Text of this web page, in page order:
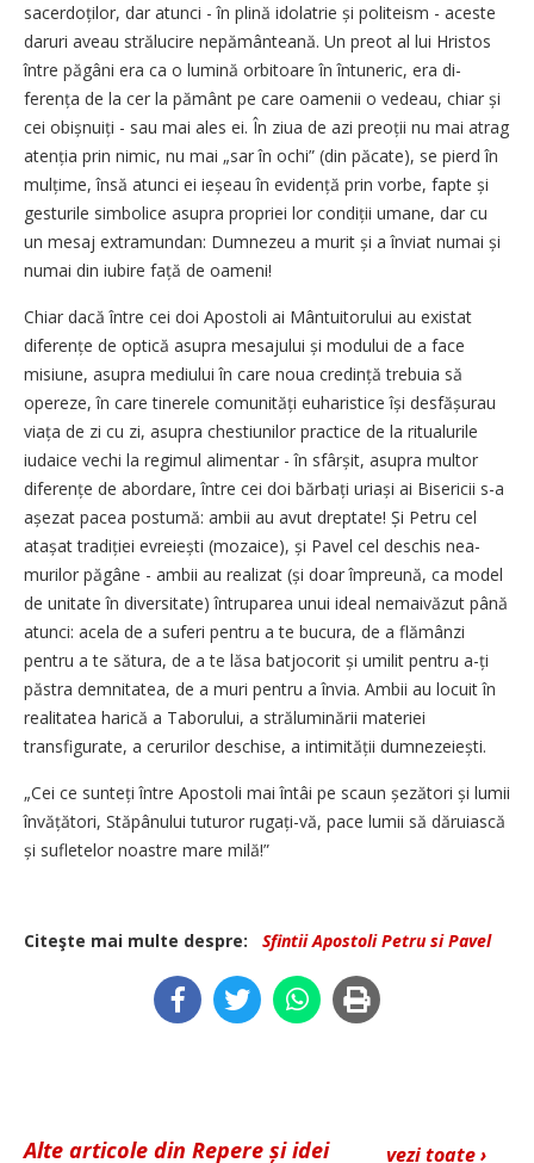
sacer­do­ților, dar atunci - în plină idolatrie și politeism - aceste
daruri aveau stră­lucire nepământeană. Un preot al lui Hristos
între păgâni era ca o lumină orbitoare în întuneric, era di­
ferența de la cer la pământ pe care oamenii o vedeau, chiar și
cei obiș­nuiți - sau mai ales ei. În ziua de azi preoții nu mai atrag
atenția prin nimic, nu mai „sar în ochi” (din păcate), se pierd în
mulțime, însă atunci ei ieșeau în evidență prin vorbe, fapte și
gesturile simbolice asupra propriei lor condiții umane, dar cu
un mesaj extramundan: Dum­nezeu a murit și a înviat numai și
numai din iubire față de oameni!
Chiar dacă între cei doi Apostoli ai Mântuitorului au existat
dife­rențe de optică asupra mesajului și modului de a face
misiune, asupra mediului în care noua credință trebuia să
opereze, în care tinerele comunități euharistice își desfă­șu­rau
viața de zi cu zi, asupra ches­tiunilor practice de la ritualurile
iudaice vechi la regimul alimentar - în sfârșit, asupra multor
diferențe de abordare, între cei doi bărbați uriași ai Bisericii s-a
așezat pacea postumă: ambii au avut dreptate! Și Petru cel
atașat tradiției evreiești (mozaice), și Pavel cel deschis nea­
murilor păgâne - ambii au realizat (și doar împreună, ca model
de unitate în diversitate) întruparea unui ideal nemaivăzut până
atunci: acela de a suferi pentru a te bucura, de a flămânzi
pentru a te sătura, de a te lăsa batjocorit și umilit pentru a-ți
păstra demnitatea, de a muri pentru a învia. Ambii au locuit în
realitatea harică a Taborului, a străluminării materiei
transfigurate, a cerurilor deschise, a intimi­tății dumnezeiești.
„Cei ce sunteți între Apostoli mai întâi pe scaun șezători și lumii
în­vă­țători, Stăpânului tuturor ruga­ți-vă, pace lumii să dăruiască
și sufletelor noastre mare milă!”
Citeşte mai multe despre: Sfintii Apostoli Petru si Pavel
vezi toate ›
Alte articole din Repere și idei